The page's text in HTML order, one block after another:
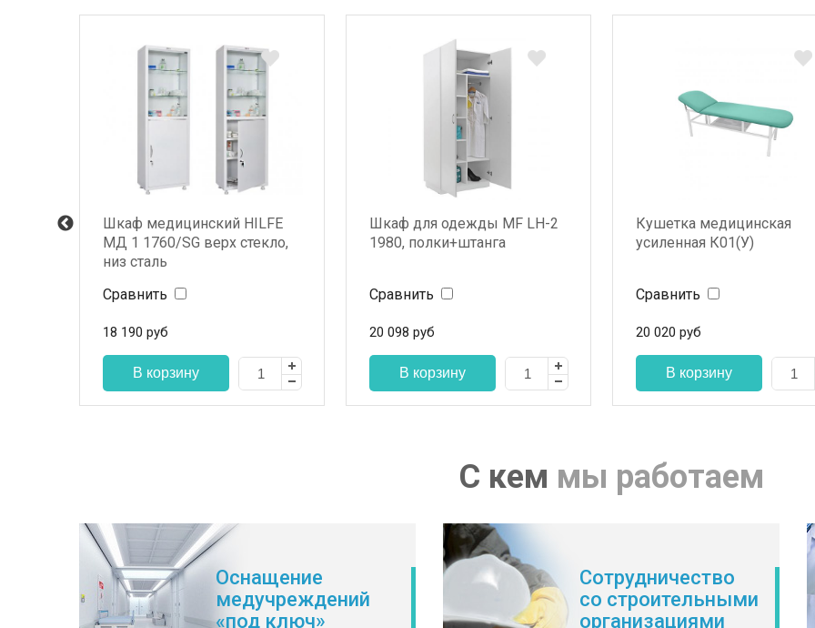
Шкаф медицинский HILFE
МД 1 1760/SG верх стекло,
низ сталь
Сравнить
18 190 руб
Шкаф для одежды MF LH-2
1980, полки+штанга
Сравнить
20 098 руб
Кушетка медицинская
усиленная К01(У)
Сравнить
20 020 руб
С кем мы работаем
Оснащение
медучреждений
«под ключ»
Сотрудничество
со строительными
организациями